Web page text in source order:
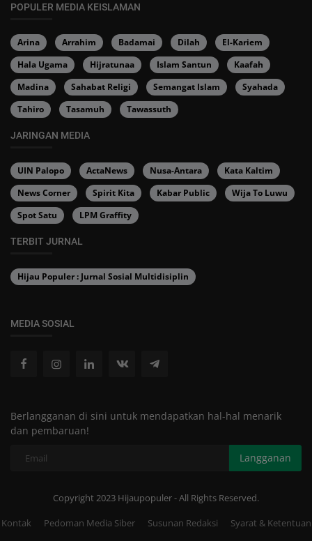
POPULER MEDIA KEISLAMAN
Arina Arrahim Badamai Dilah
El-Kariem
Hala Ugama
Hijratunaa Islam Santun
Kaafah
Madina
Sahabat Religi Semangat Islam
Syahada
Tahiro
Tasamuh Tawassuth
JARINGAN MEDIA
UIN Palopo ActaNews Nusa-Antara
Kata Kaltim
News Corner
Spirit Kita Kabar Public
Wija To Luwu
Spot Satu
LPM Graffity
TERBIT JURNAL
Hijau Populer : Jurnal Sosial Multidisiplin
MEDIA SOSIAL
Berlangganan di sini untuk mendapatkan hal-hal menarik
dan pembaruan!
Langganan
Copyright 2023 Hijaupopuler - All Rights Reserved.
Kontak
Pedoman Media Siber Susunan Redaksi Syarat & Ketentuan